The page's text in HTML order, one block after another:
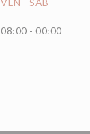
VEN -SAB
08:00 - 00:00